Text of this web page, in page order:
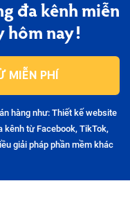
đa kênh miễn
hôm nay!
MIỄN PHÍ
hàng như: Thiết kế website
kênh từ Facebook, TikTok,
giải pháp phần mềm khác